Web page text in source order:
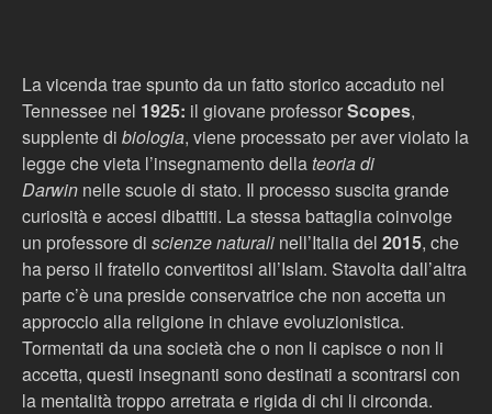
La vicenda trae spunto da un fatto storico accaduto nel
Tennessee nel 1925: il giovane professorScopes,
supplente di biologia, viene processato per aver violato la
legge che vieta l’insegnamento dellateoria di
Darwin nelle scuole di stato. Il processo suscita grande
curiosità e accesi dibattiti. La stessa battaglia coinvolge
un professore di scienze naturali nell’Italia del 2015, che
ha perso il fratello convertitosi all’Islam. Stavolta dall’altra
parte c’è una preside conservatrice che non accetta un
approccio alla religione in chiave evoluzionistica.
Tormentati da una società che o non li capisce o non li
accetta, questi insegnanti sono destinati a scontrarsi con
la mentalità troppo arretrata e rigida di chi li circonda.